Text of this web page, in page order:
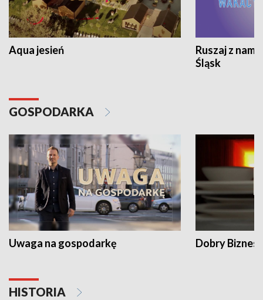
Aqua jesień
Ruszaj z
Śląsk
GOSPODARKA
Uwaga na gospodarkę Dobry Biznes
HISTORIA